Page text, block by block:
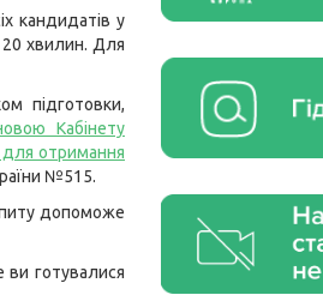
кандидатів у
20 хвилин. Для
підготовки,
Кабінету
для отримання
№515.
допоможе
ви готувалися